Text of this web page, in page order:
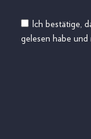
Ich bestätige,
gelesen habe